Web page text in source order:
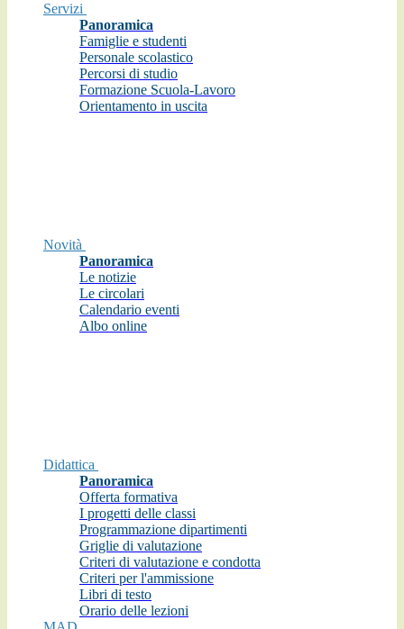
Servizi
Panoramica
Famiglie e studenti
Personale scolastico
Percorsi di studio
Formazione Scuola-Lavoro
Orientamento in uscita
Novità
Panoramica
Le notizie
Le circolari
Calendario eventi
Albo online
Didattica
Panoramica
Offerta formativa
I progetti delle classi
Programmazione dipartimenti
Griglie di valutazione
Criteri di valutazione e condotta
Criteri per l'ammissione
Libri di testo
Orario delle lezioni